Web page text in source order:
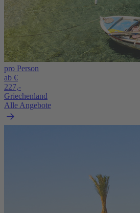
pro Person
ab €
227,-
Griechenland
Alle Angebote